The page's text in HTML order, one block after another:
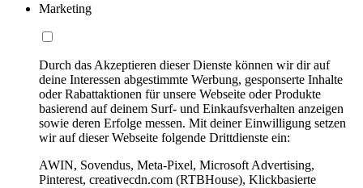
Marketing
Durch das Akzeptieren dieser Dienste können wir dir auf
deine Interessen abgestimmte Werbung, gesponserte Inhalte
oder Rabattaktionen für unsere Webseite oder Produkte
basierend auf deinem Surf- und Einkaufsverhalten anzeigen
sowie deren Erfolge messen. Mit deiner Einwilligung setzen
wir auf dieser Webseite folgende Drittdienste ein:
AWIN, Sovendus, Meta-Pixel, Microsoft Advertising,
Pinterest, creativecdn.com (RTBHouse), Klickbasierte